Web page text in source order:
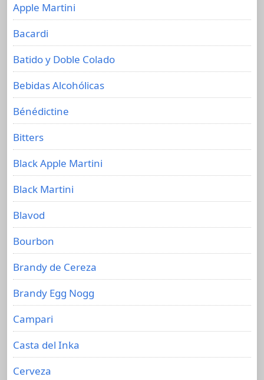
Apple Martini
Bacardi
Batido y Doble Colado
Bebidas Alcohólicas
Bénédictine
Bitters
Black Apple Martini
Black Martini
Blavod
Bourbon
Brandy de Cereza
Brandy Egg Nogg
Campari
Casta del Inka
Cerveza